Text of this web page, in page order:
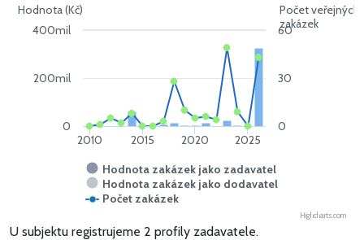
Hodnota (Kč)
Počet veřejných
zakázek
Hodnota zakázek jako zadavatel
Hodnota zakázek jako dodavatel
Počet zakázek
2010 2015 2020 2025
0
200mil
400mil
0
30
60
Highcharts.com
U subjektu registrujeme 2 profily zadavatele.